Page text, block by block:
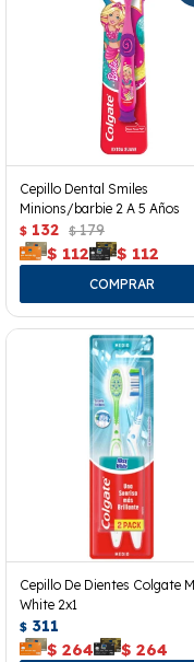
Cepillo Dental Smiles
Minions/barbie 2 A 5 Años
$ 132 $ 179
$ 112 $ 112
Cepillo De Dientes Colgate
White 2x1
$ 311
$ 264 $ 264